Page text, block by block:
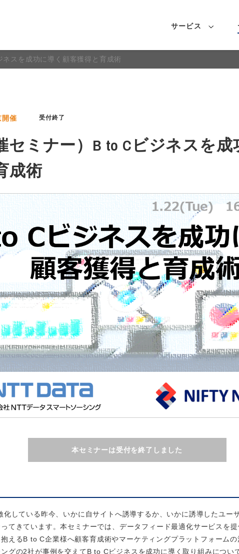
サービス
ネスを成功に導く顧客獲得と育成術
催 受付終了
セミナー）B to Cビジネスを
成術
本セミナーは受付を終了しました
化している昨今、いかに自サイトへ誘導するか、いかに誘導したユー
てきています。本セミナーでは、データフィード最適化サービスを
えるB to C企業様へ顧客育成術やマーケティングプラットフォーム
グの2社が事例を交えてB to Cビジネスを成功に導く取り組みについ